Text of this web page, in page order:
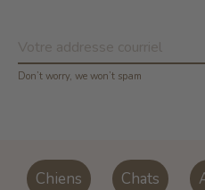
Don’t worry, we won’t spam
Chiens Chats